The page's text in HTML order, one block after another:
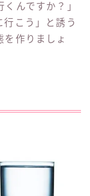
んですか？」
行こう」と誘う
を作りましょ